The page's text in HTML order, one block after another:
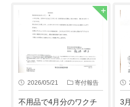
2026/05/21 寄付報告
不用品で4月分のワクチ
3